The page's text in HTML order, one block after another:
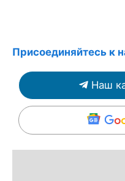
Присоединяйтесь к
Наш